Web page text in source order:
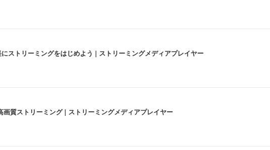
ストリーミングをはじめよう | ストリーミングメディアプレイヤー
質ストリーミング | ストリーミングメディアプレイヤー